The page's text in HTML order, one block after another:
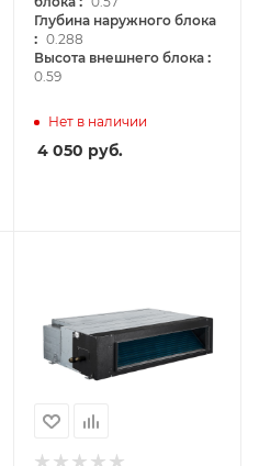
Глубина наружного блока
: 0.288
Высота внешнего блока :
0.59
Нет в наличии
4 050 руб.